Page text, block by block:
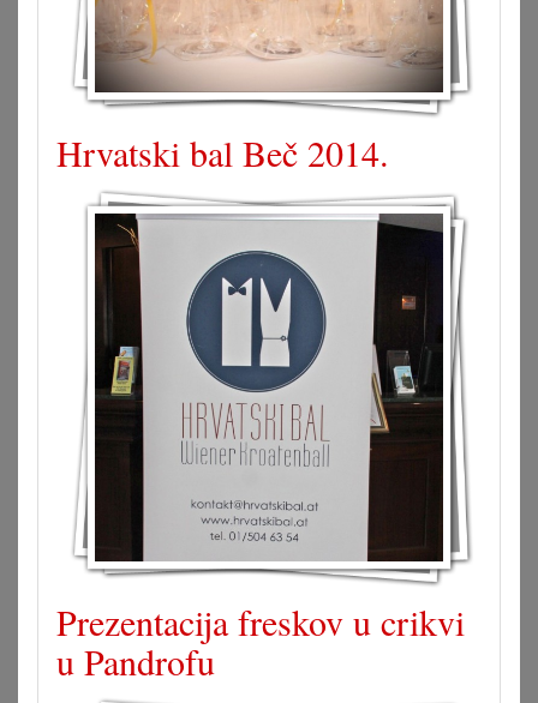
Hrvatski bal Beč 2014.
Prezentacija freskov u crikvi
u Pandrofu